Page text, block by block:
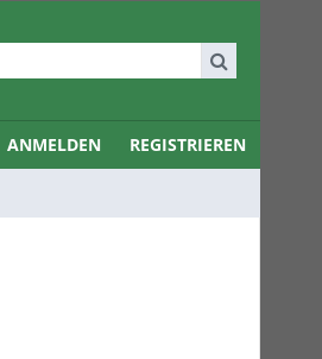
ANMELDEN REGISTRIEREN